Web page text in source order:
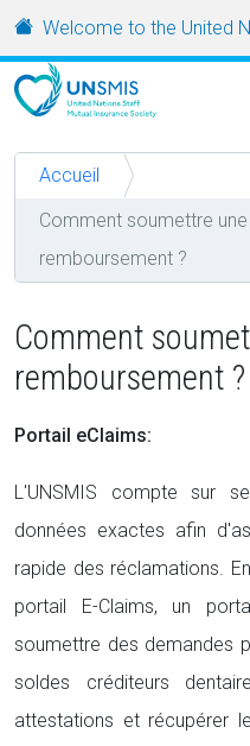
Aller au contenu principal
URLWelcome to the United
Accueil
Comment soumettre
remboursement ?
Comment
remboursement ?
Portail eClaims:
L'UNSMIS compte sur
données exactes afin
rapide des réclamations.
portail E-Claims, un
soumettre des demandes
soldes créditeurs
attestations et récupérer